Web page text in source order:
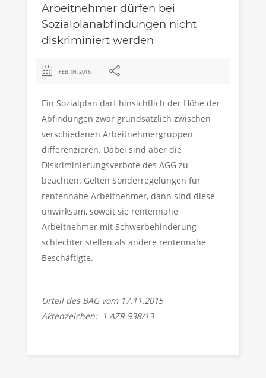
Arbeitnehmer dürfen bei
Sozialplanabfindungen nicht
diskriminiert werden
FEB. 04, 2016
Ein Sozialplan darf hinsichtlich der Höhe der
Abfindungen zwar grundsätzlich zwischen
verschiedenen Arbeitnehmergruppen
differenzieren. Dabei sind aber die
Diskriminierungsverbote des AGG zu
beachten. Gelten Sonderregelungen für
rentennahe Arbeitnehmer, dann sind diese
unwirksam, soweit sie rentennahe
Arbeitnehmer mit Schwerbehinderung
schlechter stellen als andere rentennahe
Beschäftigte.
Urteil des BAG vom 17.11.2015
Aktenzeichen: 1 AZR 938/13